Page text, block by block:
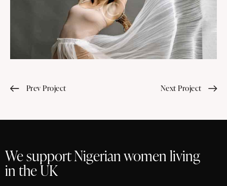
Prev Project Next Project
We support Nigerian women living
in the UK